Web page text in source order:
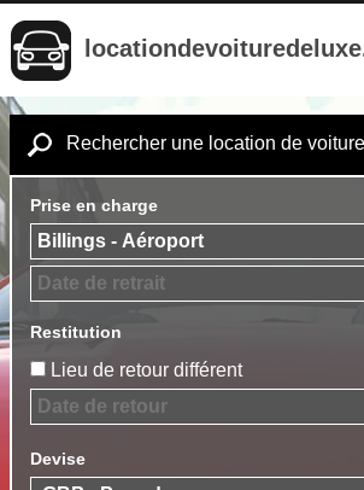
Rechercher une location de
Prise en charge
Restitution
Lieu de retour différent
Devise